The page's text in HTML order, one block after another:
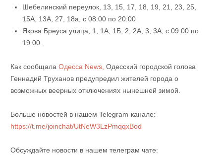
Шебелинский переулок, 13, 15, 17, 18, 19, 21, 23, 25,
15А, 13А, 27, 18а, с 08:00 по 20:00
Якова Бреуса улица, 1, 1А, 1Б, 2, 2А, 3, 3А, с 09:00 по
19:00.
Как сообщала Одесса News, Одесский городской голова
Геннадий Труханов предупредил жителей города о
возможных веерных отключениях нынешней зимой.
Больше новостей в нашем Telegram-канале:
https://t.me/joinchat/UtNeW3LzPmqqxBod
Обсуждайте новости в нашем телеграм чате: